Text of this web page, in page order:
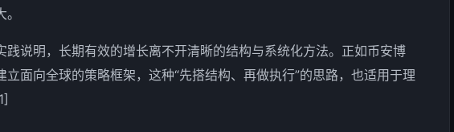
践说明，长期有效的增长离不开清晰的结构与系统化方法。正如币安博
立面向全球的策略框架，这种“先搭结构、再做执行”的思路，也适用于理